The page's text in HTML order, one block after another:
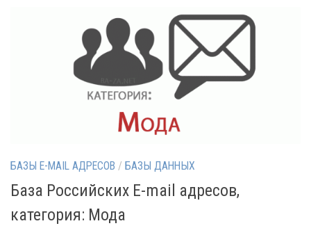
БАЗЫ E-MAIL АДРЕСОВ / БАЗЫ ДАННЫХ
База Российских E-mail адресов,
категория: Мода